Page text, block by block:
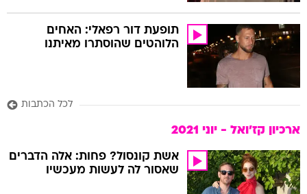
תופעת דור רפאלי: האחים
הלוהטים שהוסתרו מאיתנו
לכל הכתבות
ארכיון קז'ואל - יוני 2021
אשת קונסול? פחות: אלה הדברים
שאסור לה לעשות מעכשיו